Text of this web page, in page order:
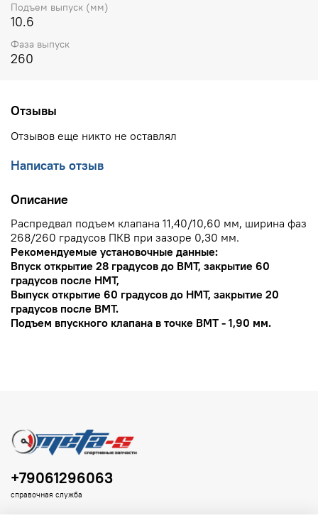
Подъем выпуск (мм)
10.6
Фаза выпуск
260
Отзывы
Отзывов еще никто не оставлял
Написать отзыв
Описание
Распредвал подъем клапана 11,40/10,60 мм, ширина фаз
268/260 градусов ПКВ при зазоре 0,30 мм.
Рекомендуемые установочные данные:
Впуск открытие 28 градусов до ВМТ, закрытие 60
градусов после НМТ,
Выпуск открытие 60 градусов до НМТ, закрытие 20
градусов после ВМТ.
Подъем впускного клапана в точке ВМТ - 1,90 мм.
+79061296063
справочная служба